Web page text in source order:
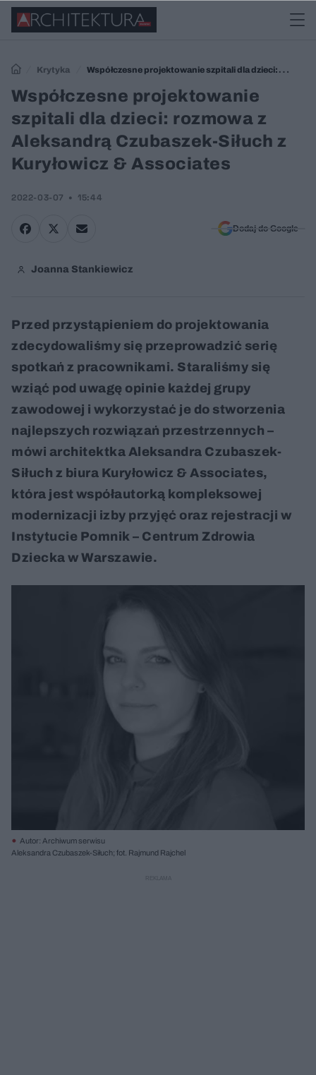
Krytyka
Współczesne projektowanie szpitali dla dzieci:
rozmowa z Aleksandrą Czubaszek-Siłuch z Kuryłowicz & Associates
Współczesne projektowanie
szpitali dla dzieci: rozmowa z
Aleksandrą Czubaszek-Siłuch z
Kuryłowicz & Associates
2022-03-07 15:44
Dodaj do Google
Joanna Stankiewicz
Przed przystąpieniem do projektowania
zdecydowaliśmy się przeprowadzić serię
spotkań z pracownikami. Staraliśmy się
wziąć pod uwagę opinie każdej grupy
zawodowej i wykorzystać je do stworzenia
najlepszych rozwiązań przestrzennych –
mówi architektka Aleksandra Czubaszek-
Siłuch z biura Kuryłowicz & Associates,
która jest współautorką kompleksowej
modernizacji izby przyjęć oraz rejestracji w
Instytucie Pomnik – Centrum Zdrowia
Dziecka w Warszawie.
Autor: Archiwum serwisu
Aleksandra Czubaszek-Siłuch; fot. Rajmund Rajchel